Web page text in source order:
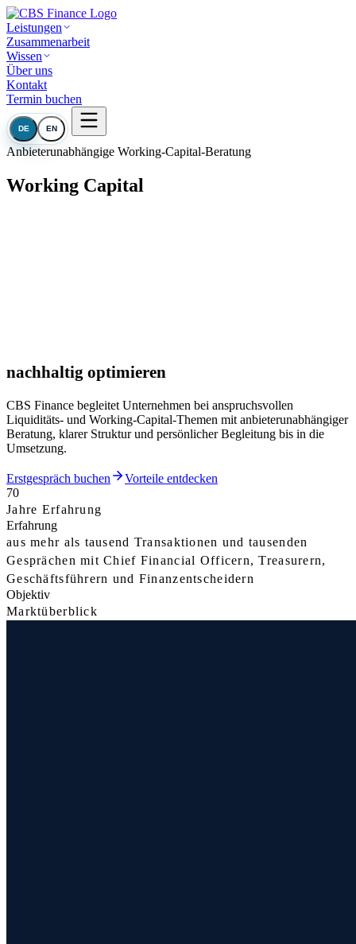
Leistungen
Zusammenarbeit
Wissen
Über uns
Kontakt
Termin buchen
DE EN
Anbieterunabhängige Working-Capital-Beratung
Working Capital
nachhaltig optimieren
CBS Finance begleitet Unternehmen bei anspruchsvollen
Liquiditäts- und Working-Capital-Themen mit anbieterunabhängiger
Beratung, klarer Struktur und persönlicher Begleitung bis in die
Umsetzung.
Erstgespräch buchen
Vorteile entdecken
70
Jahre Erfahrung
Erfahrung
aus mehr als tausend Transaktionen und tausenden
Gesprächen mit Chief Financial Officern, Treasurern,
Geschäftsführern und Finanzentscheidern
Objektiv
Marktüberblick